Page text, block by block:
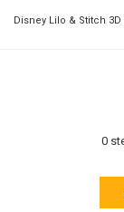
Disney Lilo & Stitch
0